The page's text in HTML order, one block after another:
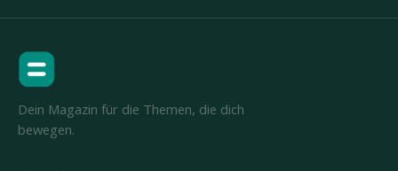
Dein Magazin für die Themen, die dich
bewegen.